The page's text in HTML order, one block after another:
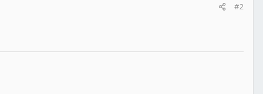
#2